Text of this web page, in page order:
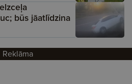
būs jāatlīdzina
Reklāma